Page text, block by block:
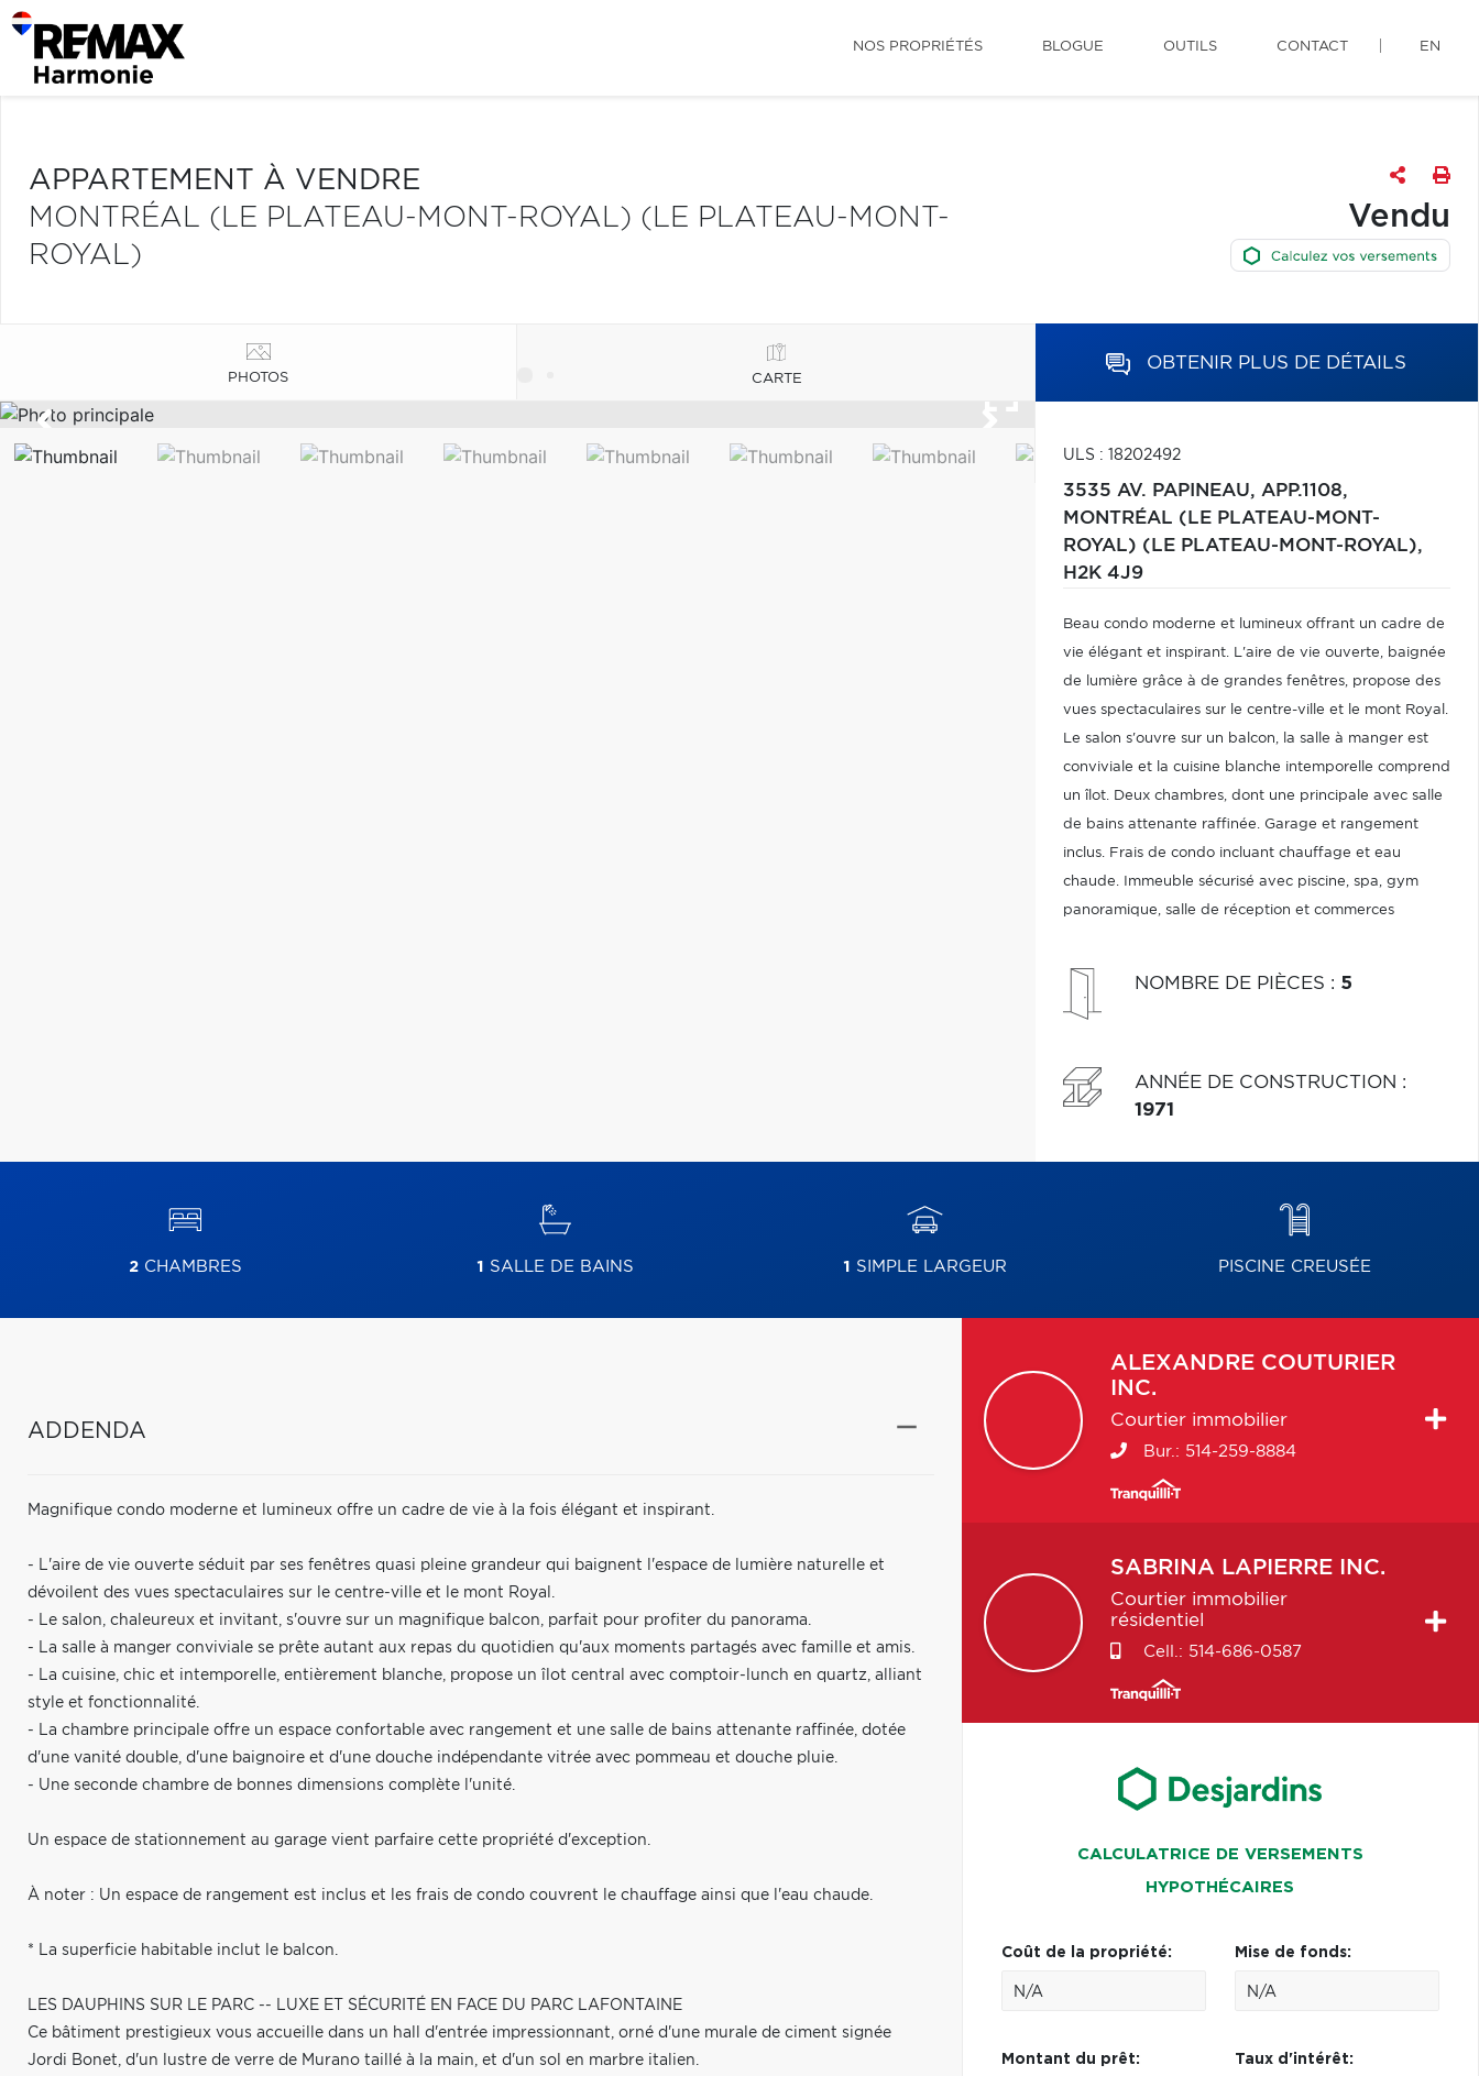
NOS PROPRIÉTÉS BLOGUE OUTILS CONTACT EN
APPARTEMENT À VENDRE
MONTRÉAL (LE PLATEAU-MONT-ROYAL) (LE PLATEAU-MONT-
ROYAL)
Vendu
PHOTOS CARTE
OBTENIR PLUS DE DÉTAILS
ULS : 18202492
3535 AV. PAPINEAU, APP.1108,
MONTRÉAL (LE PLATEAU-MONT-
ROYAL) (LE PLATEAU-MONT-ROYAL),
H2K 4J9
Beau condo moderne et lumineux offrant un cadre de
vie élégant et inspirant. L'aire de vie ouverte, baignée
de lumière grâce à de grandes fenêtres, propose des
vues spectaculaires sur le centre-ville et le mont Royal.
Le salon s'ouvre sur un balcon, la salle à manger est
conviviale et la cuisine blanche intemporelle comprend
un îlot. Deux chambres, dont une principale avec salle
de bains attenante raffinée. Garage et rangement
inclus. Frais de condo incluant chauffage et eau
chaude. Immeuble sécurisé avec piscine, spa, gym
panoramique, salle de réception et commerces
Plateau, près des transports.
NOMBRE DE PIÈCES : 5
ANNÉE DE CONSTRUCTION :
1971
2CHAMBRES 1 SALLE DE BAINS 1 SIMPLE LARGEUR PISCINE CREUSÉE
ADDENDA
Magnifique condo moderne et lumineux offre un cadre de vie à la fois élégant et inspirant.
- L'aire de vie ouverte séduit par ses fenêtres quasi pleine grandeur qui baignent l'espace de lumière naturelle et
dévoilent des vues spectaculaires sur le centre-ville et le mont Royal.
- Le salon, chaleureux et invitant, s'ouvre sur un magnifique balcon, parfait pour profiter du panorama.
- La salle à manger conviviale se prête autant aux repas du quotidien qu'aux moments partagés avec famille et amis.
- La cuisine, chic et intemporelle, entièrement blanche, propose un îlot central avec comptoir-lunch en quartz, alliant
style et fonctionnalité.
- La chambre principale offre un espace confortable avec rangement et une salle de bains attenante raffinée, dotée
d'une vanité double, d'une baignoire et d'une douche indépendante vitrée avec pommeau et douche pluie.
- Une seconde chambre de bonnes dimensions complète l'unité.
Un espace de stationnement au garage vient parfaire cette propriété d'exception.
À noter : Un espace de rangement est inclus et les frais de condo couvrent le chauffage ainsi que l'eau chaude.
* La superficie habitable inclut le balcon.
LES DAUPHINS SUR LE PARC -- LUXE ET SÉCURITÉ EN FACE DU PARC LAFONTAINE
Ce bâtiment prestigieux vous accueille dans un hall d'entrée impressionnant, orné d'une murale de ciment signée
Jordi Bonet, d'un lustre de verre de Murano taillé à la main, et d'un sol en marbre italien.
ALEXANDRE COUTURIER
INC.
Courtier immobilier
Bur.: 514-259-8884
SABRINA LAPIERRE INC.
Courtier immobilier
résidentiel
Cell.: 514-686-0587
CALCULATRICE DE VERSEMENTS
HYPOTHÉCAIRES
Coût de la propriété: Mise de fonds:
Montant du prêt: Taux d'intérêt: